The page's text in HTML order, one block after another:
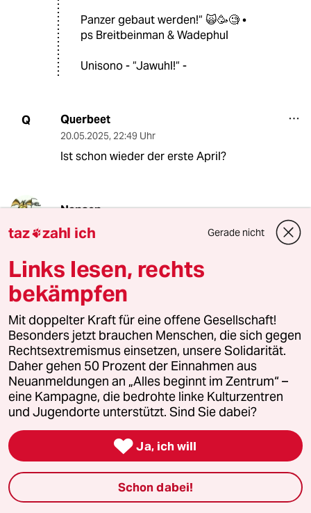
Panzer gebaut werden!“ 🙀🥳🧐 •
ps Breitbeinman & Wadephul
Unisono - “Jawuhl!“ -
Q Querbeet
20.05.2025, 22:49 Uhr
Ist schon wieder der erste April?
Nansen
20.05.2025
Wie immer ist's die Religion.
Sagt Olle Webers Protestantische Ethik.
D drafi
20.05.2025 ,21:39 Uhr
"Faul sein fürs Klima"
Ob die Inder, Chinesen und anderen Asiaten da
mitmachen...?
20.05.2025,18:54 Uhr
taz zahl ich Gerade nicht
Links lesen, rechts
bekämpfen
Mit doppelter Kraft für eine offene Gesellschaft!
Besonders jetzt brauchen Menschen, die sich gegen
Rechtsextremismus einsetzen, unsere Solidarität.
Daher gehen 50 Prozent der Einnahmen aus
Neuanmeldungen an „Alles beginnt im Zentrum“ –
eine Kampagne, die bedrohte linke Kulturzentren
und Jugendorte unterstützt. Sind Sie dabei?
 Ja, ich will
Schon dabei!